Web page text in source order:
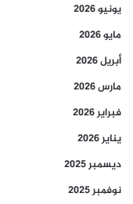
يونيو 2026
مايو 2026
أبريل 2026
مارس 2026
فبراير 2026
يناير 2026
ديسمبر 2025
نوفمبر 2025